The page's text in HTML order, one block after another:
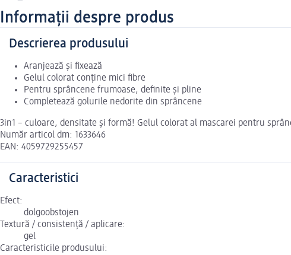
Informații despre produs
Descrierea produsului
Aranjează și fixează
Gelul colorat conține mici fibre
Pentru sprâncene frumoase, definite și pline
Completează golurile nedorite din sprâncene
3in1 – culoare, densitate și formă! Gelul colorat al mascarei pentru
Număr articol dm: 1633646
EAN: 4059729255457
Caracteristici
Efect:
dolgoobstojen
Textură / consistență / aplicare:
gel
Caracteristicile produsului: